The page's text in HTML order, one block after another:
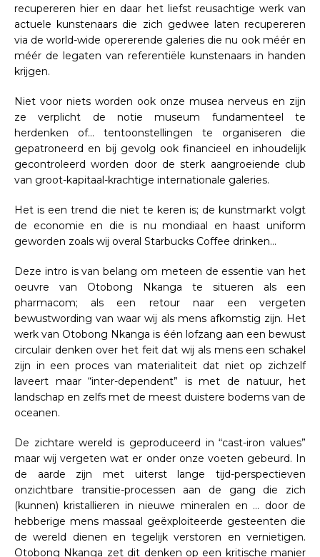
recupereren hier en daar het liefst reusachtige werk van
actuele kunstenaars die zich gedwee laten recupereren
via de world-wide opererende galeries die nu ook méér en
méér de legaten van referentiële kunstenaars in handen
krijgen.
Niet voor niets worden ook onze musea nerveus en zijn
ze verplicht de notie museum fundamenteel te
herdenken of… tentoonstellingen te organiseren die
gepatroneerd en bij gevolg ook financieel en inhoudelijk
gecontroleerd worden door de sterk aangroeiende club
van groot-kapitaal-krachtige internationale galeries.
Het is een trend die niet te keren is; de kunstmarkt volgt
de economie en die is nu mondiaal en haast uniform
geworden zoals wij overal Starbucks Coffee drinken…
Deze intro is van belang om meteen de essentie van het
oeuvre van Otobong Nkanga te situeren als een
pharmacom; als een retour naar een vergeten
bewustwording van waar wij als mens afkomstig zijn. Het
werk van Otobong Nkanga is één lofzang aan een bewust
circulair denken over het feit dat wij als mens een schakel
zijn in een proces van materialiteit dat niet op zichzelf
laveert maar “inter-dependent” is met de natuur, het
landschap en zelfs met de meest duistere bodems van de
oceanen.
De zichtare wereld is geproduceerd in “cast-iron values”
maar wij vergeten wat er onder onze voeten gebeurd. In
de aarde zijn met uiterst lange tijd-perspectieven
onzichtbare transitie-processen aan de gang die zich
(kunnen) kristallieren in nieuwe mineralen en … door de
hebberige mens massaal geëxploiteerde gesteenten die
de wereld dienen en tegelijk verstoren en vernietigen.
Otobong Nkanga zet dit denken op een kritische manier